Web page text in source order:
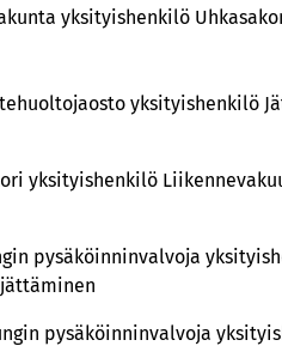
yksityishenkilö
yksityishenkilö
yksityishenkilö
pysäköinninvalvoja
pysäköinninvalvoja